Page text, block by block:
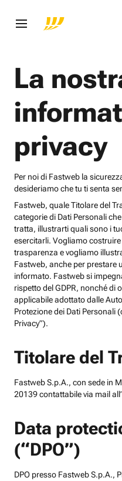
La
privacy
Per noi di Fastweb la
desideriamo che tu ti senta
Fastweb, quale Titolare del
categorie di Dati Personali
tratta, illustrarti quali sono i
esercitarli. Vogliamo
trasparenza e vogliamo
Fastweb, anche per prestare
informato. Fastweb si
rispetto del GDPR, nonché di
applicabile adottato dalle
Protezione dei Dati Personali
Privacy”).
Titolare del
Fastweb S.p.A., con sede in
20139 contattabile via mail
Data
(“DPO”)
DPO presso Fastweb S.p.A.,